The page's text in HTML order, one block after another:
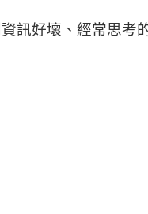
訊好壞、經常思